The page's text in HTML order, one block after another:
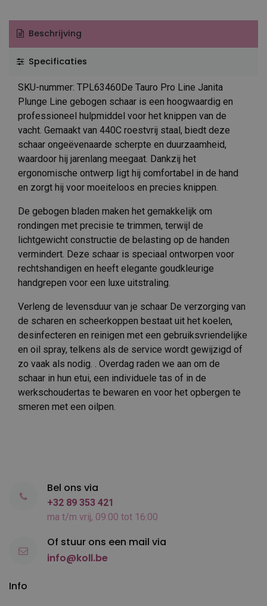
Beschrijving
Specificaties
SKU-nummer: TPL63460De Tauro Pro Line Janita
Plunge Line gebogen schaar is een hoogwaardig en
professioneel hulpmiddel voor het knippen van de
vacht. Gemaakt van 440C roestvrij staal, biedt deze
schaar ongeëvenaarde scherpte en duurzaamheid,
waardoor hij jarenlang meegaat. Dankzij het
ergonomische ontwerp ligt hij comfortabel in de hand
en zorgt hij voor moeiteloos en precies knippen.
De gebogen bladen maken het gemakkelijk om
rondingen met precisie te trimmen, terwijl de
lichtgewicht constructie de belasting op de handen
vermindert. Deze schaar is speciaal ontworpen voor
rechtshandigen en heeft elegante goudkleurige
handgrepen voor een luxe uitstraling.
Verleng de levensduur van je schaar De verzorging van
de scharen en scheerkoppen bestaat uit het koelen,
desinfecteren en reinigen met een gebruiksvriendelijke
en oil spray, telkens als de service wordt gewijzigd of
zo vaak als nodig. . Overdag raden we aan om de
schaar in hun etui, een individuele tas of in de
werkschoudertas te bewaren en voor het opbergen te
smeren met een oilpen.
Info
Bel ons via
+32 89 353 421
ma t/m vrij, 09:00 tot 16:00
Of stuur ons een mail via
info@koll.be